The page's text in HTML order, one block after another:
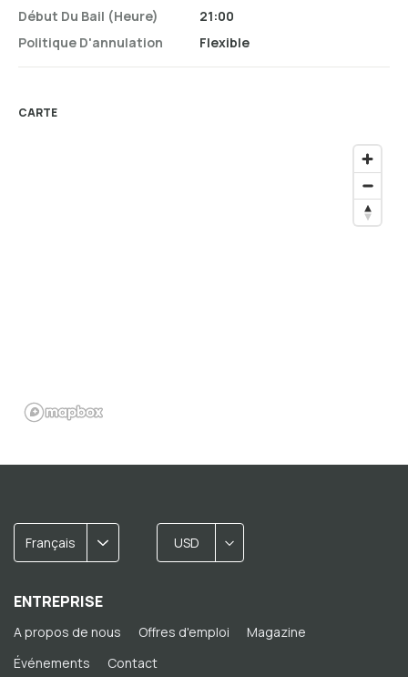
Début Du Bail (heure)
Politique D'annulation
21:00
Flexible
CARTE
Français USD
ENTREPRISE
A propos de nous Offres d'emploi
Magazine
Événements
Contact